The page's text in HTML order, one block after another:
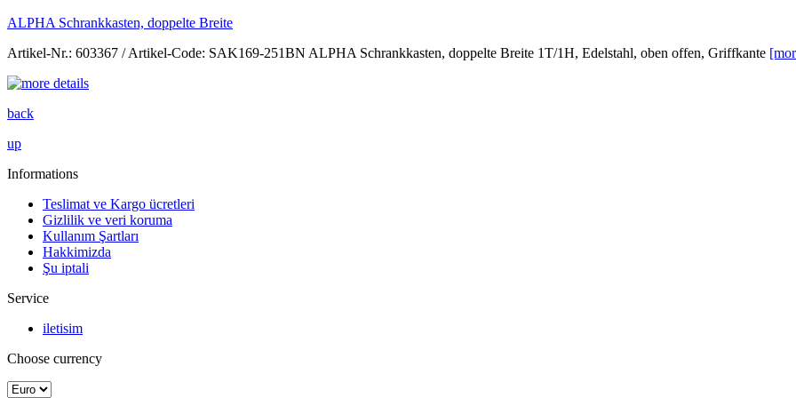
ALPHA Schrankkasten, doppelte Breite
Artikel-Nr.: 603367 / Artikel-Code: SAK169-251BN ALPHA Schrankkasten, doppelte Breite 1T/1H, Edelstahl, oben offen, Griffkante
back
up
Informations
Teslimat ve Kargo ücretleri
Gizlilik ve veri koruma
Kullanım Şartları
Hakkimizda
Şu iptali
Service
iletisim
Choose currency